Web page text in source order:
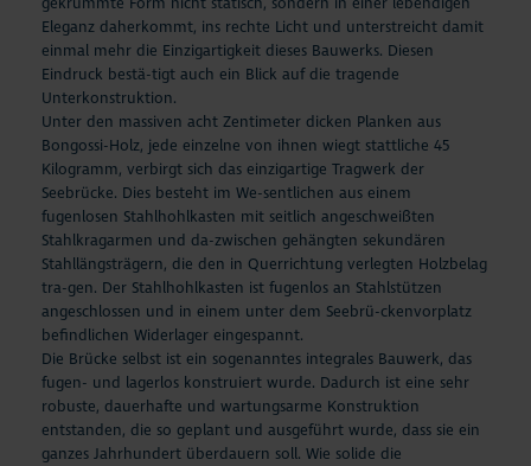
gekrümmte Form nicht statisch, sondern in einer lebendigen
Eleganz daherkommt, ins rechte Licht und unterstreicht damit
einmal mehr die Einzigartigkeit dieses Bauwerks. Diesen
Eindruck bestä-tigt auch ein Blick auf die tragende
Unterkonstruktion.
Unter den massiven acht Zentimeter dicken Planken aus
Bongossi-Holz, jede einzelne von ihnen wiegt stattliche 45
Kilogramm, verbirgt sich das einzigartige Tragwerk der
Seebrücke. Dies besteht im We-sentlichen aus einem
fugenlosen Stahlhohlkasten mit seitlich angeschweißten
Stahlkragarmen und da-zwischen gehängten sekundären
Stahllängsträgern, die den in Querrichtung verlegten Holzbelag
tra-gen. Der Stahlhohlkasten ist fugenlos an Stahlstützen
angeschlossen und in einem unter dem Seebrü-ckenvorplatz
befindlichen Widerlager eingespannt.
Die Brücke selbst ist ein sogenanntes integrales Bauwerk, das
fugen- und lagerlos konstruiert wurde. Dadurch ist eine sehr
robuste, dauerhafte und wartungsarme Konstruktion
entstanden, die so geplant und ausgeführt wurde, dass sie ein
ganzes Jahrhundert überdauern soll. Wie solide die